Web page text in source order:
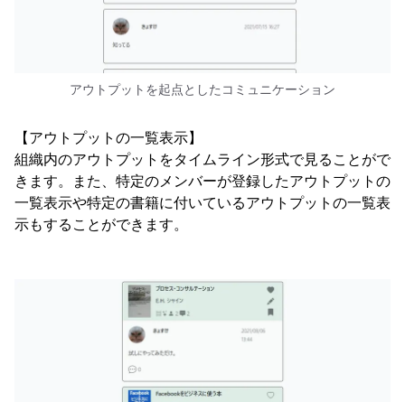
アウトプットを起点としたコミュニケーション
【アウトプットの一覧表示】
組織内のアウトプットをタイムライン形式で見ることがで
きます。また、特定のメンバーが登録したアウトプットの
一覧表示や特定の書籍に付いているアウトプットの一覧表
示もすることができます。